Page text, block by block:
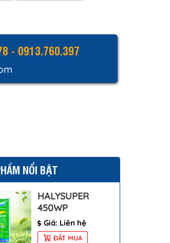
0913.760.397
NỔI BẬT
HALYSUPER
450WP
Giá: Liên hệ
ĐẶT MUA